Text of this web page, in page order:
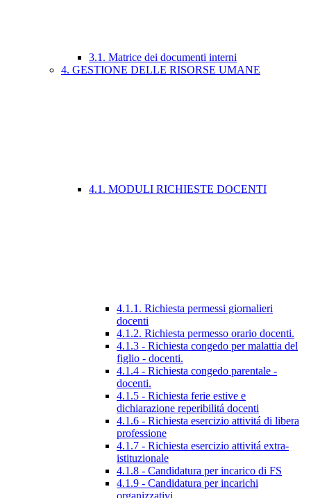
3.1. Matrice dei documenti interni
4. GESTIONE DELLE RISORSE UMANE
4.1. MODULI RICHIESTE DOCENTI
4.1.1. Richiesta permessi giornalieri
docenti
4.1.2. Richiesta permesso orario docenti.
4.1.3 - Richiesta congedo per malattia del
figlio - docenti.
4.1.4 - Richiesta congedo parentale -
docenti.
4.1.5 - Richiesta ferie estive e
dichiarazione reperibilitá docenti
4.1.6 - Richiesta esercizio attivitá di libera
professione
4.1.7 - Richiesta esercizio attivitá extra-
istituzionale
4.1.8 - Candidatura per incarico di FS
4.1.9 - Candidatura per incarichi